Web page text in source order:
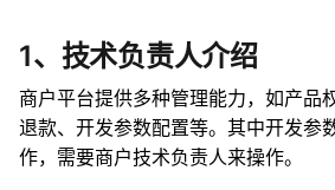
1、技术负责人介绍
商户平台提供多种管理能力，如产品
退款、开发参数配置等。其中开发参
作，需要商户技术负责人来操作。